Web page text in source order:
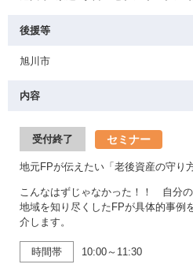
後援等
旭川市
内容
受付終了 セミナー
地元FPが伝えたい「老後資産の守り方
こんなはずじゃなかった！！ 自分
地域を知り尽くしたFPが具体的事例
介します。
時間帯 10:00～11:30